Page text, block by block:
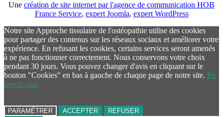
Une création de site internet par l'agence de communication HOB
France Service, expert Joomla, expert WordPress
Notre site Approche tissulaire de l'ostéopathie utilise des cookies
pour partager des contenus sur les réseaux sociaux et améliorer votre
expérience. En refusant les cookies, certains services seront amenés
à ne pas fonctionner correctement. Nous conservons votre choix
pendant 30 jours. Vous pouvez changer d'avis en cliquant sur le
bouton "Cookies" en bas à gauche de chaque page de notre site. En
savoir plus
PARAMÉTRER ACCEPTER
REFUSER